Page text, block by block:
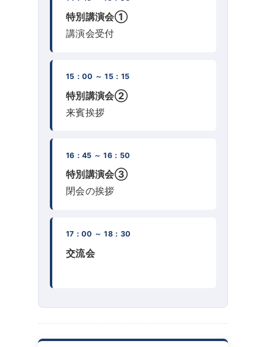
特別講演会①
講演会受付
15：00 ～ 15：15
特別講演会②
来賓挨拶
16：45 ～ 16：50
特別講演会③
閉会の挨拶
17：00 ～ 18：30
交流会